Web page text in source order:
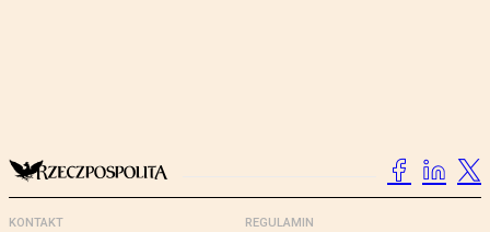
KONTAKT REGULAMIN